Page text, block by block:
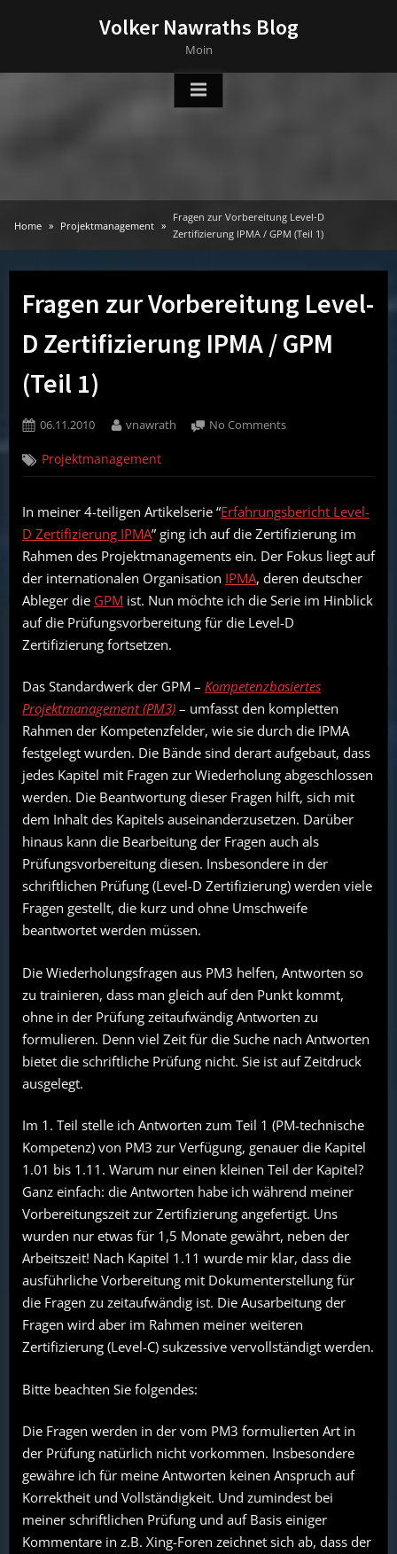
Volker Nawraths Blog
Moin
Home Projektmanagement
Fragen zur Vorbereitung Level-D
Zertifizierung IPMA / GPM (Teil 1)
Fragen zur Vorbereitung Level-
D Zertifizierung IPMA / GPM
(Teil 1)
Posted
06.11.2010 By
vnawrath No Commentson
Vorbereitung
D
Zertifizierung
IPMA
(Teil
1)
Projektmanagement
In meiner 4-teiligen Artikelserie “Erfahrungsbericht Level-
D Zertifizierung IPMA” ging ich auf die Zertifizierung im
Rahmen des Projektmanagements ein. Der Fokus liegt auf
der internationalen Organisation IPMA, deren deutscher
Ableger die GPM ist. Nun möchte ich die Serie im Hinblick
auf die Prüfungsvorbereitung für die Level-D
Zertifizierung fortsetzen.
Das Standardwerk der GPM – Kompetenzbasiertes
Projektmanagement (PM3) – umfasst den kompletten
Rahmen der Kompetenzfelder, wie sie durch die IPMA
festgelegt wurden. Die Bände sind derart aufgebaut, dass
jedes Kapitel mit Fragen zur Wiederholung abgeschlossen
werden. Die Beantwortung dieser Fragen hilft, sich mit
dem Inhalt des Kapitels auseinanderzusetzen. Darüber
hinaus kann die Bearbeitung der Fragen auch als
Prüfungsvorbereitung diesen. Insbesondere in der
schriftlichen Prüfung (Level-D Zertifizierung) werden viele
Fragen gestellt, die kurz und ohne Umschweife
beantwortet werden müssen.
Die Wiederholungsfragen aus PM3 helfen, Antworten so
zu trainieren, dass man gleich auf den Punkt kommt,
ohne in der Prüfung zeitaufwändig Antworten zu
formulieren. Denn viel Zeit für die Suche nach Antworten
bietet die schriftliche Prüfung nicht. Sie ist auf Zeitdruck
ausgelegt.
Im 1. Teil stelle ich Antworten zum Teil 1 (PM-technische
Kompetenz) von PM3 zur Verfügung, genauer die Kapitel
1.01 bis 1.11. Warum nur einen kleinen Teil der Kapitel?
Ganz einfach: die Antworten habe ich während meiner
Vorbereitungszeit zur Zertifizierung angefertigt. Uns
wurden nur etwas für 1,5 Monate gewährt, neben der
Arbeitszeit! Nach Kapitel 1.11 wurde mir klar, dass die
ausführliche Vorbereitung mit Dokumenterstellung für
die Fragen zu zeitaufwändig ist. Die Ausarbeitung der
Fragen wird aber im Rahmen meiner weiteren
Zertifizierung (Level-C) sukzessive vervollständigt werden.
Bitte beachten Sie folgendes:
Die Fragen werden in der vom PM3 formulierten Art in
der Prüfung natürlich nicht vorkommen. Insbesondere
gewähre ich für meine Antworten keinen Anspruch auf
Korrektheit und Vollständigkeit. Und zumindest bei
meiner schriftlichen Prüfung und auf Basis einiger
Kommentare in z.B. Xing-Foren zeichnet sich ab, dass der